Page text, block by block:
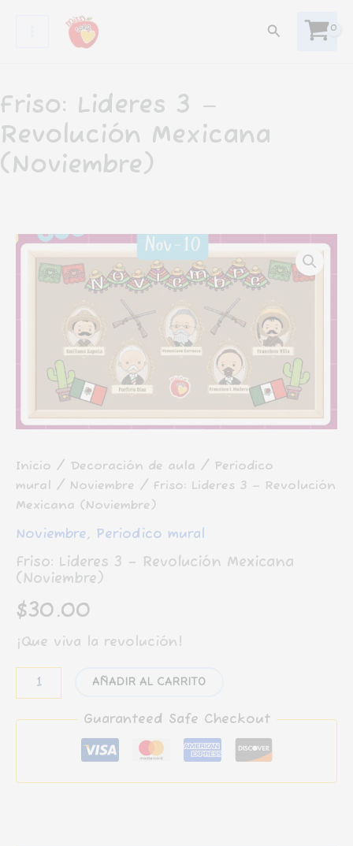
Buscar
Friso: Lideres 3 –
Revolución Mexicana
(Noviembre)
Inicio / Decoración de aula / Periodico
mural / Noviembre / Friso: Lideres 3 – Revolución
Mexicana (Noviembre)
Noviembre, Periodico mural
Friso: Lideres 3 – Revolución Mexicana
(Noviembre)
$30.00
¡Que viva la revolución!
Friso:
Lideres
-
cantidad
AÑADIR AL CARRITO
Guaranteed Safe Checkout